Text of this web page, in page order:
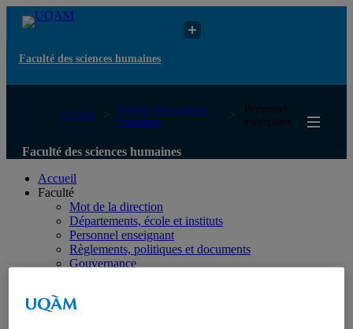
Faculté des sciences humaines
UQAM
Faculté des sciences
humaines
Personnel
enseignant
Faculté des sciences humaines
Accueil
Faculté
Mot de la direction
Départements, école et instituts
Personnel enseignant
Règlements, politiques et documents
Gouvernance
International